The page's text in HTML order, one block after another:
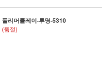
폴리머클레이-투명-5310
(품절)